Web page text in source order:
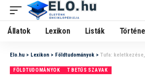
Állatok Lexikon Listák
Elo.hu > Lexikon > Földtudományok > Tufa:
FÖLDTUDOMÁNYOK T BETŰS SZAVAK